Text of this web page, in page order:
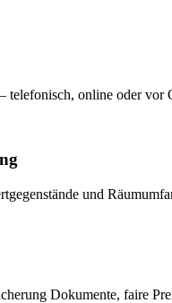
telefonisch, online oder vor
und
Dokumente, faire